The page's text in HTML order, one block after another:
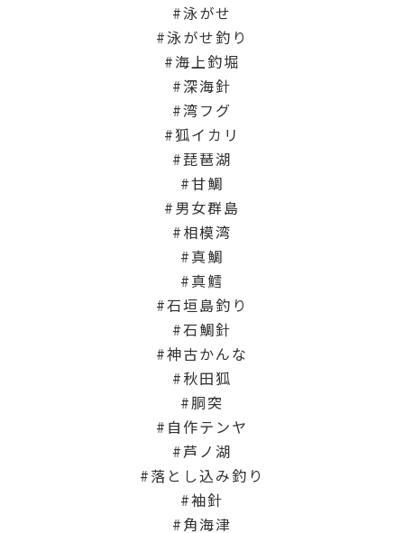
泳がせ
泳がせ釣り
海上釣堀
深海針
湾フグ
狐イカリ
琵琶湖
甘鯛
男女群島
相模湾
真鯛
真鱈
石垣島釣り
石鯛針
神古かんな
秋田狐
胴突
自作テンヤ
芦ノ湖
落とし込み釣り
袖針
角海津